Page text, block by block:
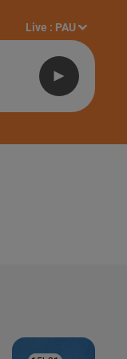
Live : PAU